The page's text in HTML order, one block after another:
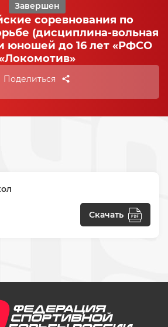
Завершен
соревнования по
(дисциплина-вольная
юношей до 16 лет «РФСО
Поделиться
Скачать